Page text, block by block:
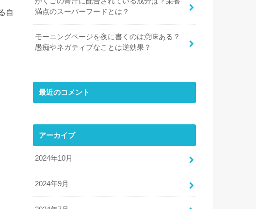
自
満点のスーパーフードとは？
モーニングページを夜に書くのは意味ある？
愚痴やネガティブなことは逆効果？
最近のコメント
アーカイブ
2024年10月
2024年9月